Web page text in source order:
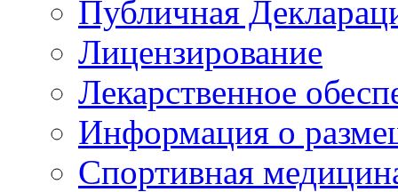
Публичная
Лицензирование
Лекарственное
Информация о
Спортивная